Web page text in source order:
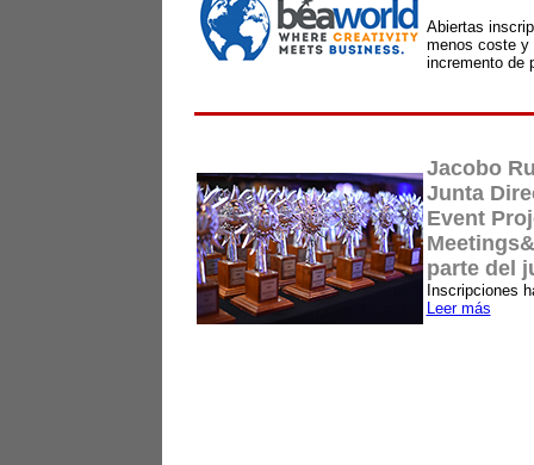
Abiertas
menos coste y
incremento
Jacobo
Junta
Event
parte del
Inscripciones
Leer más